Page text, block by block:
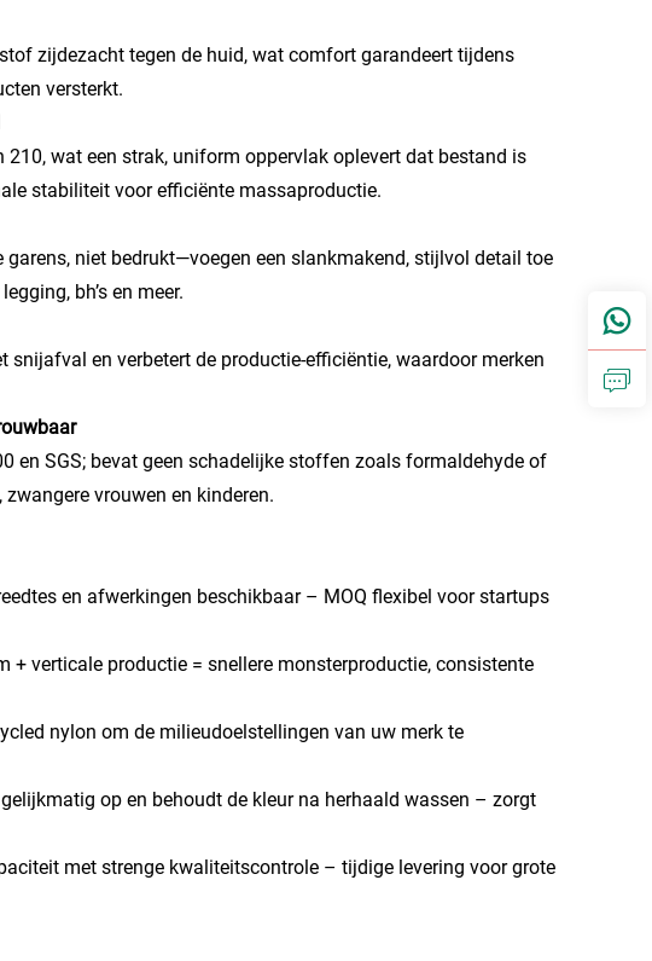
zijdezacht tegen de huid, wat comfort garandeert tijdens
versterkt.
wat een strak, uniform oppervlak oplevert dat bestand is
stabiliteit voor efficiënte massaproductie.
niet bedrukt—voegen een slankmakend, stijlvol detail toe
bh’s en meer.
en verbetert de productie-efficiëntie, waardoor merken
en SGS; bevat geen schadelijke stoffen zoals formaldehyde of
vrouwen en kinderen.
en afwerkingen beschikbaar – MOQ flexibel voor startups
+ verticale productie = snellere monsterproductie, consistente
nylon om de milieudoelstellingen van uw merk te
op en behoudt de kleur na herhaald wassen – zorgt
met strenge kwaliteitscontrole – tijdige levering voor grote